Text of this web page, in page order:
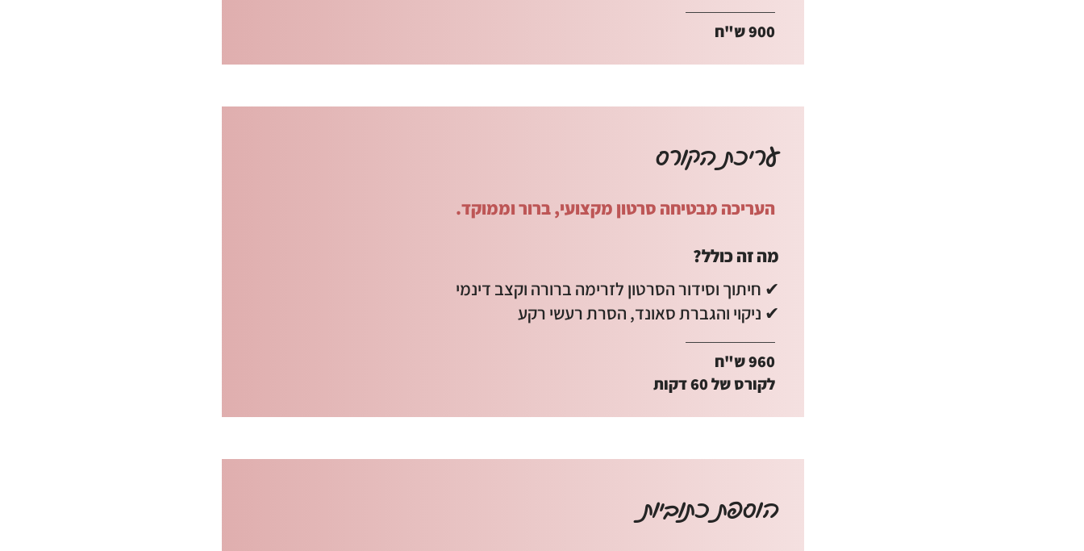
900 ש"ח
עריכת הקורס
960 ש"ח
לקורס של 60 דקות
העריכה מבטיחה סרטון מקצועי, ברור וממוקד.
מה זה כולל?
✔ חיתוך וסידור הסרטון לזרימה ברורה וקצב דינמי
✔ ניקוי והגברת סאונד, הסרת רעשי רקע
הוספת כתוביות